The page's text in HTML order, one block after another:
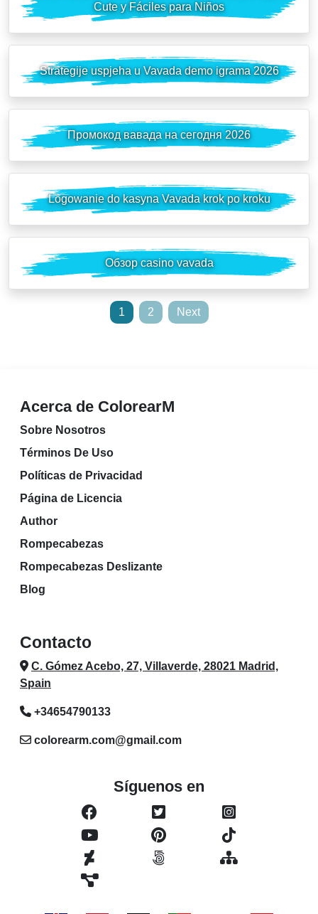
Cute y Fáciles para Niños
Strategije uspjeha u Vavada demo igrama 2026
Промокод вавада на сегодня 2026
Logowanie do kasyna Vavada krok po kroku
Обзор casino vavada
1 2 Next
Acerca de ColorearM
Sobre Nosotros
Términos De Uso
Políticas de Privacidad
Página de Licencia
Author
Rompecabezas
Rompecabezas Deslizante
Blog
Contacto
C. Gómez Acebo, 27, Villaverde, 28021 Madrid,
Spain
+34654790133
colorearm.com@gmail.com
Síguenos en